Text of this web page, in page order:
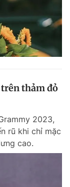
trên thảm đỏ
2023,
rũ khi chỉ mặc
cao.